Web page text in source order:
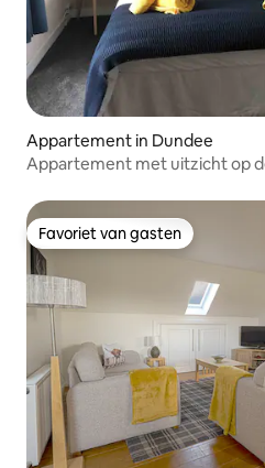
Appartement in Dundee
Appartement met uitzicht op
Favoriet van gasten
Favoriet van gasten